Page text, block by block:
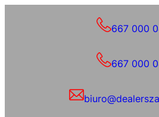
667 000
667 000